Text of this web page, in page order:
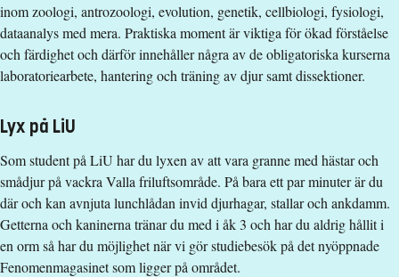
inom zoologi, antrozoologi, evolution, genetik, cellbiologi, fysiologi,
dataanalys med mera. Praktiska moment är viktiga för ökad förståelse
och färdighet och därför innehåller några av de obligatoriska kurserna
laboratoriearbete, hantering och träning av djur samt dissektioner.
Lyx på LiU
Som student på LiU har du lyxen av att vara granne med hästar och
smådjur på vackra Valla friluftsområde. På bara ett par minuter är du
där och kan avnjuta lunchlådan invid djurhagar, stallar och ankdamm.
Getterna och kaninerna tränar du med i åk 3 och har du aldrig hållit i
en orm så har du möjlighet när vi gör studiebesök på det nyöppnade
Fenomenmagasinet som ligger på området.